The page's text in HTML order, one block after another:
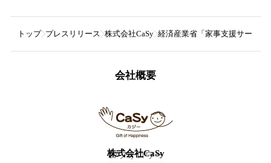
トップ プレスリリース 株式会社CaSy 経済産業省「家事支援サービ
会社概要
株式会社CaSy
17フォロワー